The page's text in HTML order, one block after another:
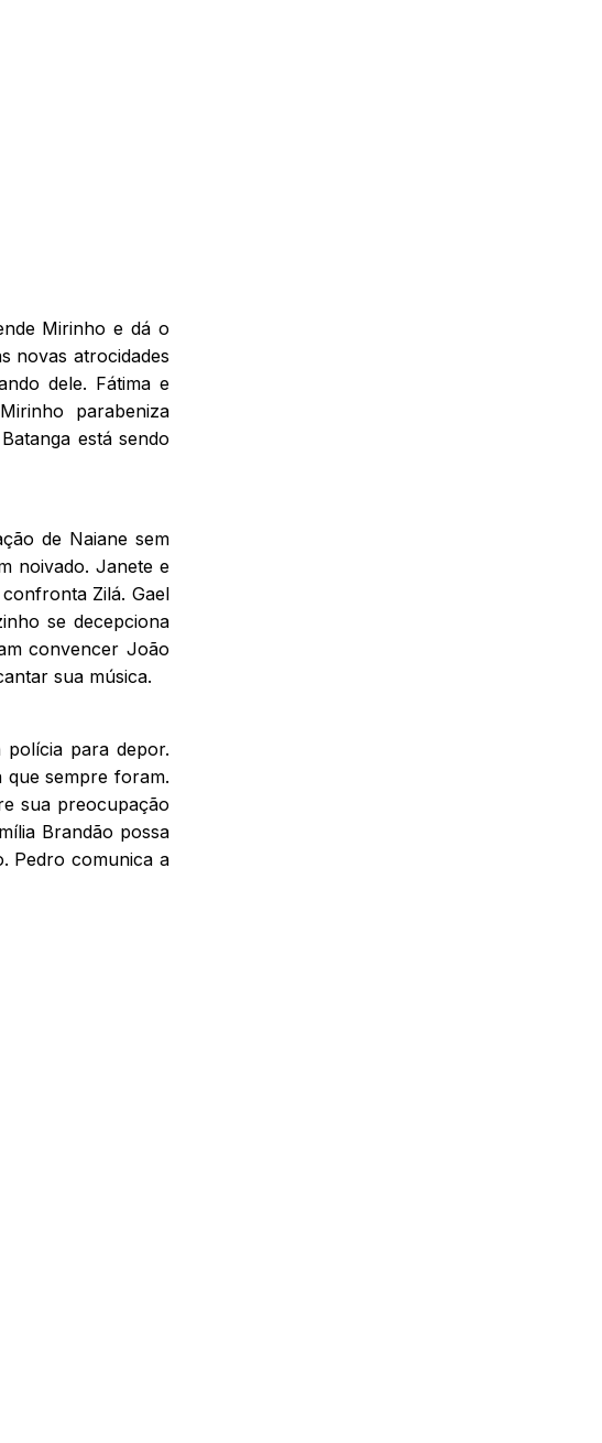
Mirinho e dá o
novas atrocidades
dele. Fátima e
parabeniza
está sendo
de Naiane sem
noivado. Janete e
Zilá. Gael
se decepciona
convencer João
sua música.
polícia para depor.
que sempre foram.
sua preocupação
Brandão possa
Pedro comunica a